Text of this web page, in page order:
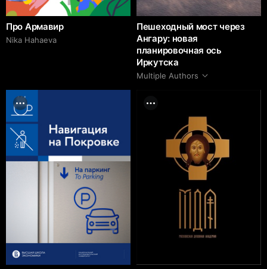
Про Армавир
Nika Hahaeva
Пешеходный мост через
Ангару: новая
планировочная ось
Иркутска
Multiple Authors